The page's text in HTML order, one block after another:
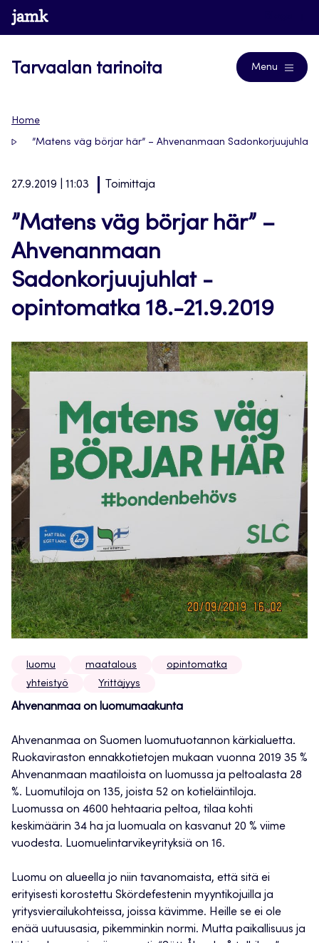
Siirry
suoraan
www.jamk.fi
Tarvaalan tarinoita Menu
Home
”Matens väg börjar här” – Ahvenanmaan Sadonkorjuujuhlat
27.9.2019 | 11:03 Toimittaja
”Matens väg börjar här” –
Ahvenanmaan
Sadonkorjuujuhlat -
opintomatka 18.-21.9.2019
luomu maatalous
opintomatka
yhteistyö
Yrittäjyys
Ahvenanmaa on luomumaakunta
Ahvenanmaa on Suomen luomutuotannon kärkialuetta.
Ruokaviraston ennakkotietojen mukaan vuonna 2019 35 %
Ahvenanmaan maatiloista on luomussa ja peltoalasta 28
%. Luomutiloja on 135, joista 52 on kotieläintiloja.
Luomussa on 4600 hehtaaria peltoa, tilaa kohti
keskimäärin 34 ha ja luomuala on kasvanut 20 % viime
vuodesta. Luomuelintarvikeyrityksiä on 16.
Luomu on alueella jo niin tavanomaista, että sitä ei
erityisesti korostettu Skördefestenin myyntikojuilla ja
yritysvierailukohteissa, joissa kävimme. Heille se ei ole
enää uutuusasia, pikemminkin normi. Mutta paikallisuus ja